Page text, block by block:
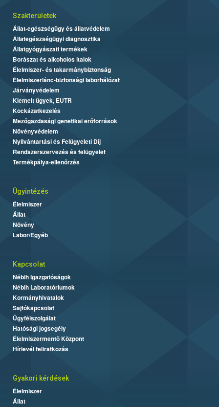
Szakterületek
Állat-egészségügy és állatvédelem
Állategészségügyi diagnosztika
Állatgyógyászati termékek
Borászat és alkoholos italok
Élelmiszer- és takarmánybiztonság
Élelmiszerlánc-biztonsági laborhálózat
Járványvédelem
Kiemelt ügyek, EUTR
Kockázatkezelés
Mezőgazdasági genetikai erőforrások
Növényvédelem
Nyilvántartási és Felügyeleti Díj
Rendszerszervezés és felügyelet
Termékpálya-ellenőrzés
Ügyintézés
Élelmiszer
Állat
Növény
Labor/Egyéb
Kapcsolat
Nébih Igazgatóságok
Nébih Laboratóriumok
Kormányhivatalok
Sajtókapcsolat
Ügyfélszolgálat
Hatósági jogsegély
Élelmiszermentő Központ
Hírlevél feliratkozás
Gyakori kérdések
Élelmiszer
Állat